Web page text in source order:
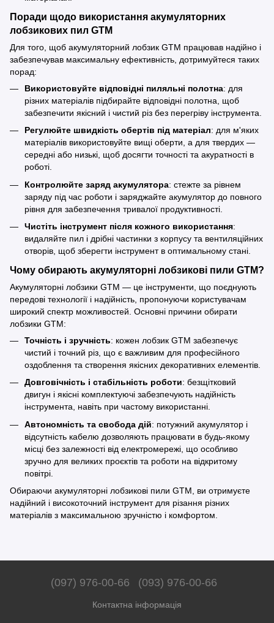
Поради щодо використання акумуляторних
лобзикових пил GTM
Для того, щоб акумуляторний лобзик GTM працював надійно і
забезпечував максимальну ефективність, дотримуйтеся таких
порад:
Використовуйте відповідні пиляльні полотна: для
різних матеріалів підбирайте відповідні полотна, щоб
забезпечити якісний і чистий різ без перегріву інструмента.
Регулюйте швидкість обертів під матеріал: для м'яких
матеріалів використовуйте вищі оберти, а для твердих —
середні або низькі, щоб досягти точності та акуратності в
роботі.
Контролюйте заряд акумулятора: стежте за рівнем
заряду під час роботи і заряджайте акумулятор до повного
рівня для забезпечення тривалої продуктивності.
Чистіть інструмент після кожного використання:
видаляйте пил і дрібні частинки з корпусу та вентиляційних
отворів, щоб зберегти інструмент в оптимальному стані.
Чому обирають акумуляторні лобзикові пили GTM?
Акумуляторні лобзики GTM — це інструменти, що поєднують
передові технології і надійність, пропонуючи користувачам
широкий спектр можливостей. Основні причини обирати
лобзики GTM:
Точність і зручність: кожен лобзик GTM забезпечує
чистий і точний різ, що є важливим для професійного
оздоблення та створення якісних декоративних елементів.
Довговічність і стабільність роботи: безщітковий
двигун і якісні комплектуючі забезпечують надійність
інструмента, навіть при частому використанні.
Автономність та свобода дій: потужний акумулятор і
відсутність кабелю дозволяють працювати в будь-якому
місці без залежності від електромережі, що особливо
зручно для великих проєктів та роботи на відкритому
повітрі.
Обираючи акумуляторні лобзикові пили GTM, ви отримуєте
надійний і високоточний інструмент для різання різних
матеріалів з максимальною зручністю і комфортом.
(097) 976-00-66 (093) 976-00-66
Контактна інформація